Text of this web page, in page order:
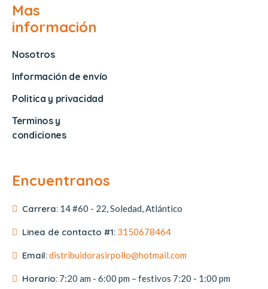
Mas
información
Nosotros
Información de envío
Politica y privacidad
Terminos y
condiciones
Encuentranos
Carrera: 14 #60 - 22, Soledad, Atlántico
Linea de contacto #1: 3150678464
Email:distribuidorasirpollo@hotmail.com
Horario: 7:20 am - 6:00 pm – festivos 7:20 - 1:00 pm